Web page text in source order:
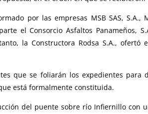
por las empresas MSB SAS, S.A.,
el Consorcio Asfaltos Panameños,
la Constructora Rodsa S.A., ofertó
que se foliarán los expedientes para
está formalmente constituida.
del puente sobre río Infiernillo con